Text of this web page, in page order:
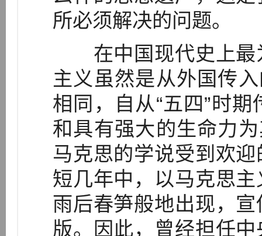
所必须解决的问题。
在中国现代史上最
主义虽然是从外国传
相同，自从“五四”时
和具有强大的生命力
马克思的学说受到欢
短几年中，以马克思
雨后春笋般地出现，
版。因此，曾经担任